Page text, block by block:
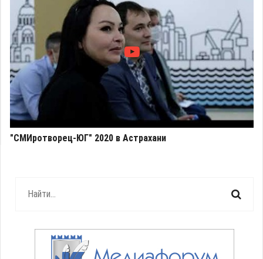
"СМИротворец-ЮГ" 2020 в Астрахани